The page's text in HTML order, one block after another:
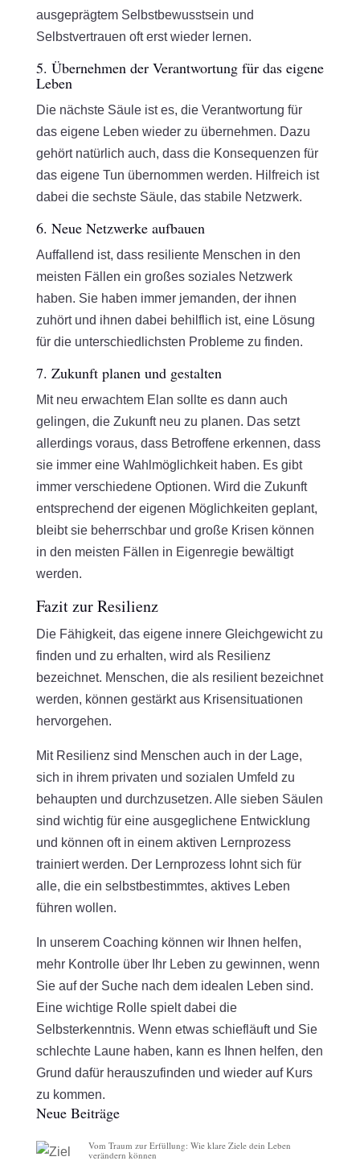
ausgeprägtem Selbstbewusstsein und
Selbstvertrauen oft erst wieder lernen.
5. Übernehmen der Verantwortung für das eigene
Leben
Die nächste Säule ist es, die Verantwortung für
das eigene Leben wieder zu übernehmen. Dazu
gehört natürlich auch, dass die Konsequenzen für
das eigene Tun übernommen werden. Hilfreich ist
dabei die sechste Säule, das stabile Netzwerk.
6. Neue Netzwerke aufbauen
Auffallend ist, dass resiliente Menschen in den
meisten Fällen ein großes soziales Netzwerk
haben. Sie haben immer jemanden, der ihnen
zuhört und ihnen dabei behilflich ist, eine Lösung
für die unterschiedlichsten Probleme zu finden.
7. Zukunft planen und gestalten
Mit neu erwachtem Elan sollte es dann auch
gelingen, die Zukunft neu zu planen. Das setzt
allerdings voraus, dass Betroffene erkennen, dass
sie immer eine Wahlmöglichkeit haben. Es gibt
immer verschiedene Optionen. Wird die Zukunft
entsprechend der eigenen Möglichkeiten geplant,
bleibt sie beherrschbar und große Krisen können
in den meisten Fällen in Eigenregie bewältigt
werden.
Fazit zur Resilienz
Die Fähigkeit, das eigene innere Gleichgewicht zu
finden und zu erhalten, wird als Resilienz
bezeichnet. Menschen, die als resilient bezeichnet
werden, können gestärkt aus Krisensituationen
hervorgehen.
Mit Resilienz sind Menschen auch in der Lage,
sich in ihrem privaten und sozialen Umfeld zu
behaupten und durchzusetzen. Alle sieben Säulen
sind wichtig für eine ausgeglichene Entwicklung
und können oft in einem aktiven Lernprozess
trainiert werden. Der Lernprozess lohnt sich für
alle, die ein selbstbestimmtes, aktives Leben
führen wollen.
In unserem Coaching können wir Ihnen helfen,
mehr Kontrolle über Ihr Leben zu gewinnen, wenn
Sie auf der Suche nach dem idealen Leben sind.
Eine wichtige Rolle spielt dabei die
Selbsterkenntnis. Wenn etwas schiefläuft und Sie
schlechte Laune haben, kann es Ihnen helfen, den
Grund dafür herauszufinden und wieder auf Kurs
zu kommen.
Neue Beiträge
Vom Traum zur Erfüllung: Wie klare Ziele dein Leben
verändern können